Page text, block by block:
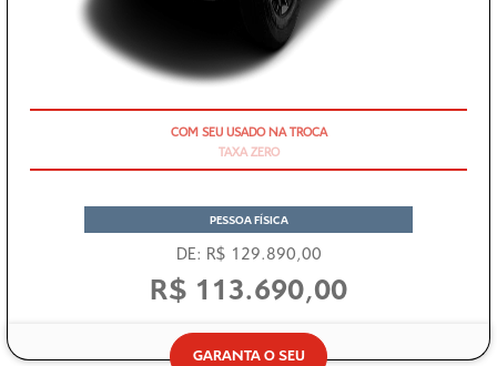
PESSOA FÍSICA
DE: R$ 129.890,00
R$ 113.690,00
GARANTA O SEU